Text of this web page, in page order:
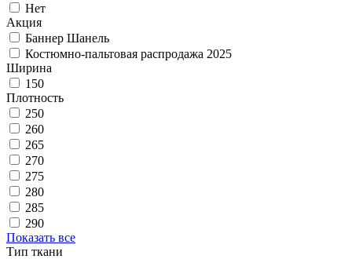
Нет
Акция
Баннер Шанель
Костюмно-пальтовая распродажа 2025
Ширина
150
Плотность
250
260
265
270
275
280
285
290
Показать все
Тип ткани